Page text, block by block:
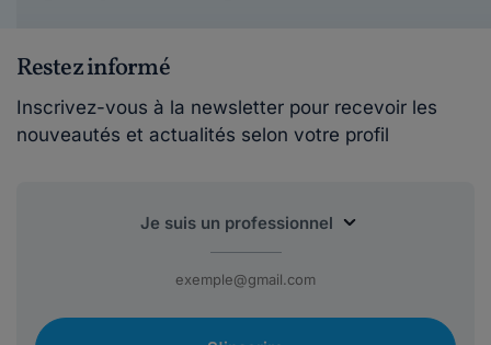
Restez informé
Inscrivez-vous à la newsletter pour recevoir les
nouveautés et actualités selon votre profil